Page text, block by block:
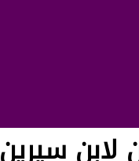
لابن سيرين